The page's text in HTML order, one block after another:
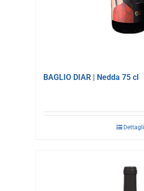
BAGLIO DIAR | Nedda 75 cl
Dettagli